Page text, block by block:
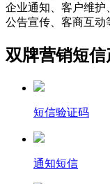
企业通知、客户维护
公告宣传、客商互动
双牌营销短信
短信验证码
通知短信